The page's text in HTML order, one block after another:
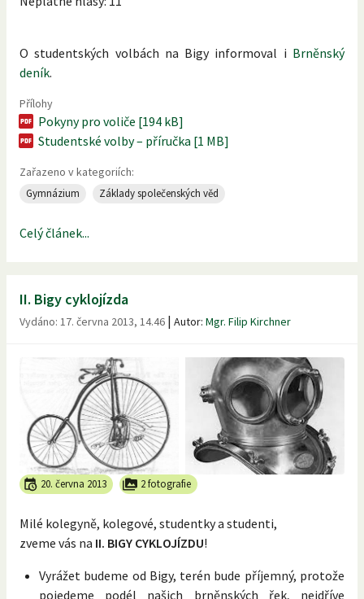
O studentských volbách na Bigy informoval i Brněnský
deník.
Přílohy
Pokyny pro voliče [194 kB]
Studentské volby – příručka [1 MB]
Zařazeno v kategoriích:
Gymnázium Základy společenských věd
Celý článek...
II. Bigy cyklojízda
Vydáno: 17. června 2013, 14.46 | Autor: Mgr. Filip Kirchner
20. června 2013 2 fotografie
Milé kolegyně, kolegové, studentky a studenti,
zveme vás na II. BIGY CYKLOJÍZDU!
Vyrážet budeme od Bigy, terén bude příjemný, protože
pojedeme podél našich brněnských řek, nejdříve